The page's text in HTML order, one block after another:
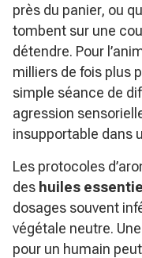
près du panier, ou
tombent sur une
détendre. Pour
milliers de fois plus
simple séance de
agression
insupportable dans
Les protocoles
des huiles
dosages souvent
végétale neutre.
pour un humain